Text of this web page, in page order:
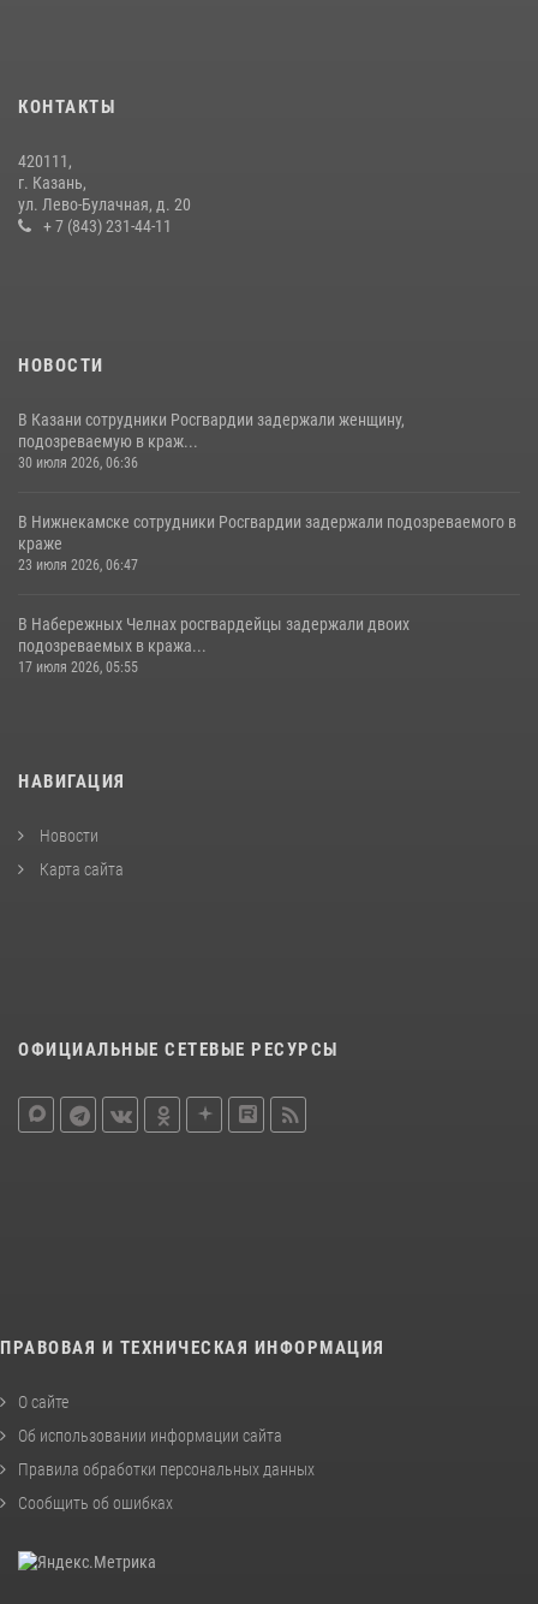
В Нижнекамске сотрудники Росгвардии задержали подозреваемого
в краже из магазина
10 июля 2026, 12:50
КОНТАКТЫ
420111,
г. Казань,
ул. Лево-Булачная, д. 20
+ 7 (843) 231-44-11
НОВОСТИ
В Казани сотрудники Росгвардии задержали женщину,
подозреваемую в краж...
30 июля 2026, 06:36
В Нижнекамске сотрудники Росгвардии задержали подозреваемого в
краже
23 июля 2026, 06:47
В Набережных Челнах росгвардейцы задержали двоих
подозреваемых в кража...
17 июля 2026, 05:55
НАВИГАЦИЯ
Новости
Карта сайта
ОФИЦИАЛЬНЫЕ СЕТЕВЫЕ РЕСУРСЫ
ПРАВОВАЯ И ТЕХНИЧЕСКАЯ ИНФОРМАЦИЯ
О сайте
Об использовании информации сайта
Правила обработки персональных данных
Сообщить об ошибках